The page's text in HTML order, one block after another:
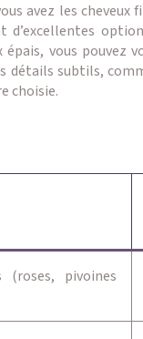
avez les
vous
subtils,
choisie.
pivoines